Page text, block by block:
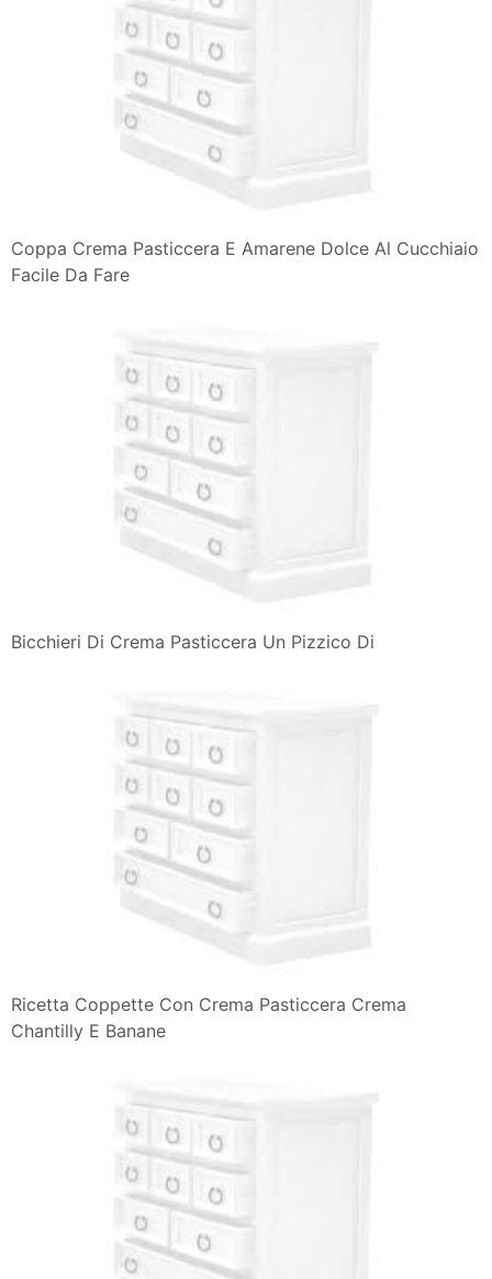
Coppa Crema Pasticcera E Amarene Dolce Al Cucchiaio
Facile Da Fare
Bicchieri Di Crema Pasticcera Un Pizzico Di
Ricetta Coppette Con Crema Pasticcera Crema
Chantilly E Banane